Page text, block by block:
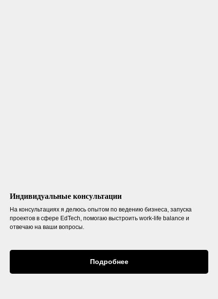
Индивидуальные консультации
На консультациях я делюсь опытом по ведению бизнеса, запуска
проектов в сфере EdTech, помогаю выстроить work-life balance и
отвечаю на ваши вопросы.
Подробнее